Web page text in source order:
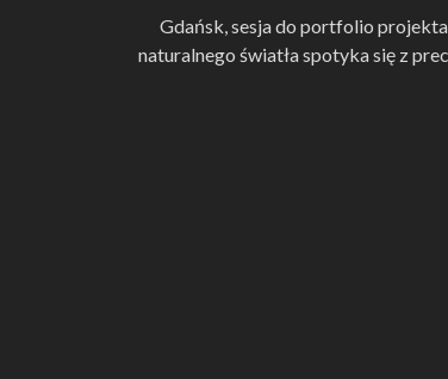
Gdańsk, sesja do portfolio
naturalnego światła spotyka się z